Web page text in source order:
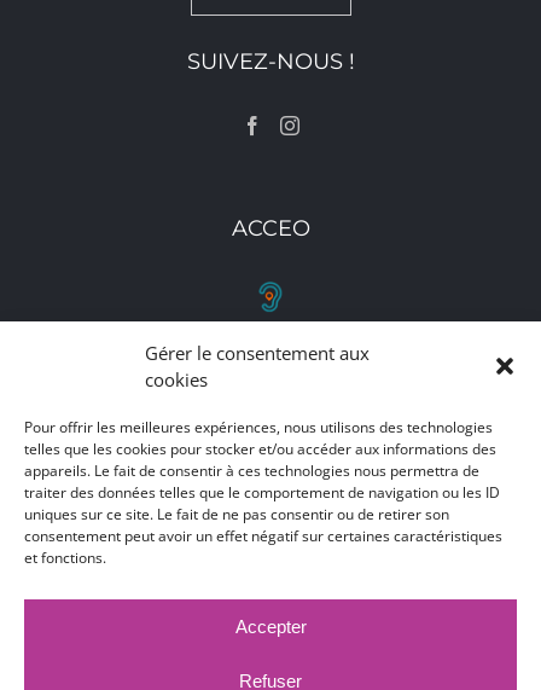
Gérer le consentement aux
cookies
Pour offrir les meilleures expériences, nous utilisons des technologies
telles que les cookies pour stocker et/ou accéder aux informations des
appareils. Le fait de consentir à ces technologies nous permettra de
traiter des données telles que le comportement de navigation ou les ID
uniques sur ce site. Le fait de ne pas consentir ou de retirer son
consentement peut avoir un effet négatif sur certaines caractéristiques
et fonctions.
Accepter
Refuser
SUIVEZ-NOUS !
ACCEO
RETROUVEZ-NOUS
Toutes nos adresses, coordonnées et horaires
d'ouverture
CLIQUEZ ICI